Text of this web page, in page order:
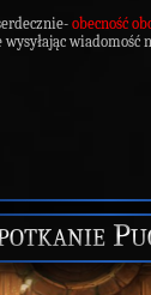
obecność
wiadomość